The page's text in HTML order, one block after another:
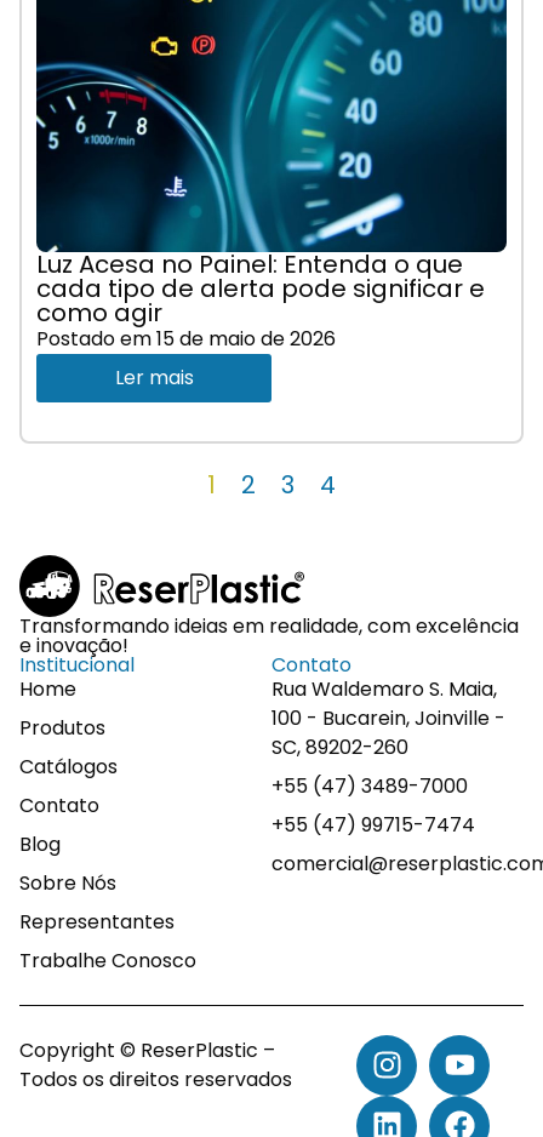
Luz Acesa no Painel: Entenda o que
cada tipo de alerta pode significar e
como agir
Postado em15 de maio de 2026
Ler mais
1 2 3 4
Transformando ideias em realidade, com excelência
e inovação!
Institucional
Home
Produtos
Catálogos
Contato
Blog
Sobre Nós
Representantes
Trabalhe Conosco
Contato
Rua Waldemaro S. Maia,
100 - Bucarein, Joinville -
SC, 89202-260
+55 (47) 3489-7000
+55 (47) 99715-7474
Copyright © ReserPlastic –
Todos os direitos reservados